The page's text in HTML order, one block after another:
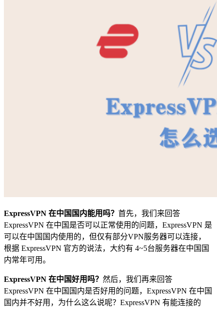
ExpressVPN 在中国国内能用吗？ 首先，我们来回答
ExpressVPN 在中国是否可以正常使用的问题，ExpressVPN 是
可以在中国国内使用的，但仅有部分VPN服务器可以连接，
根据 ExpressVPN 官方的说法，大约有 4~5台服务器在中国国
内常年可用。
ExpressVPN 在中国好用吗？ 然后，我们再来回答
ExpressVPN 在中国国内是否好用的问题，ExpressVPN 在中国
国内并不好用，为什么这么说呢？ExpressVPN 有能连接的